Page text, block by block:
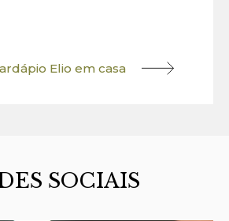
Elio em casa
SOCIAIS